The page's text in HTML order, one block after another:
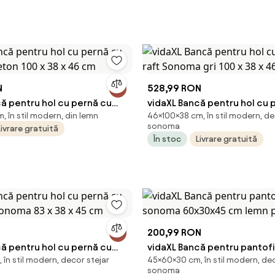
pentru hol cu pernă cu
100 x 38 x 46 cm
în stil modern, din lemn
gratuită
528,99 RON
vidaXL Bancă pentru hol cu
raft Sonoma gri 100 x 38 x
46×100×38 cm, în stil modern,
sonoma
În stoc
Livrare gratuită
pentru hol cu pernă cu
83 x 38 x 45 cm
în stil modern, decor stejar
200,99 RON
vidaXL Bancă pentru
sonoma 60x30x45 cm
45×60×30 cm, în stil modern,
sonoma